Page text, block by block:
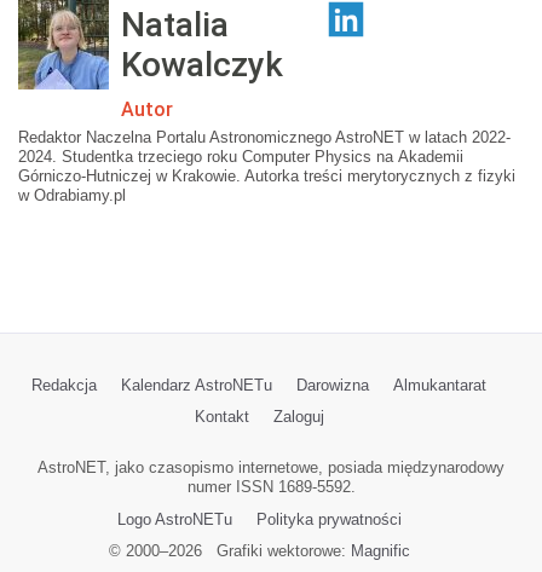
Natalia
Kowalczyk
Autor
Redaktor Naczelna Portalu Astronomicznego AstroNET w latach 2022-
2024. Studentka trzeciego roku Computer Physics na Akademii
Górniczo-Hutniczej w Krakowie. Autorka treści merytorycznych z fizyki
w Odrabiamy.pl
Redakcja Kalendarz AstroNETu Darowizna
Almukantarat
Kontakt
Zaloguj
AstroNET, jako czasopismo internetowe, posiada międzynarodowy
numer ISSN 1689-5592.
Logo AstroNETu
Polityka prywatności
© 2000–2026Grafiki wektorowe: Magnific